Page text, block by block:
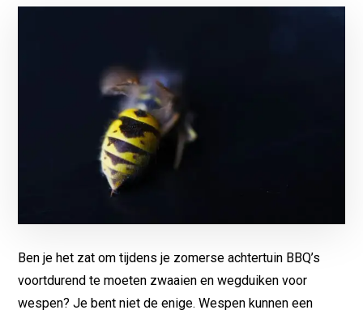
Ben je het zat om tijdens je zomerse achtertuin BBQ’s
voortdurend te moeten zwaaien en wegduiken voor
wespen? Je bent niet de enige. Wespen kunnen een